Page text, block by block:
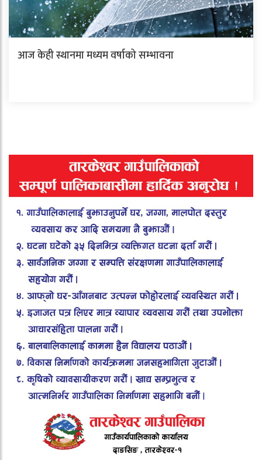
आज केही स्थानमा मध्यम वर्षाको सम्भावना